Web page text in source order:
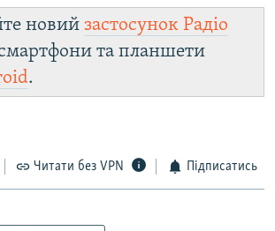
новий застосунок Радіо
та планшети
.
Читати без VPN Підписатись